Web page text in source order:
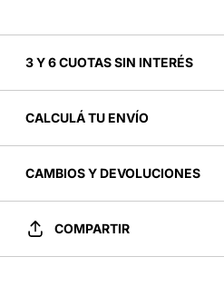
3 Y 6 CUOTAS SIN INTERÉS
CALCULÁ TU ENVÍO
CAMBIOS Y DEVOLUCIONES
COMPARTIR